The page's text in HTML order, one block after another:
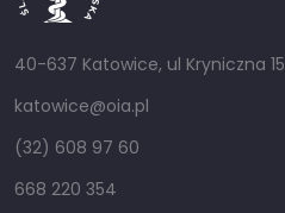
40-637 Katowice, ul Kryniczna 15
katowice@oia.pl
(32) 608 97 60
668 220 354